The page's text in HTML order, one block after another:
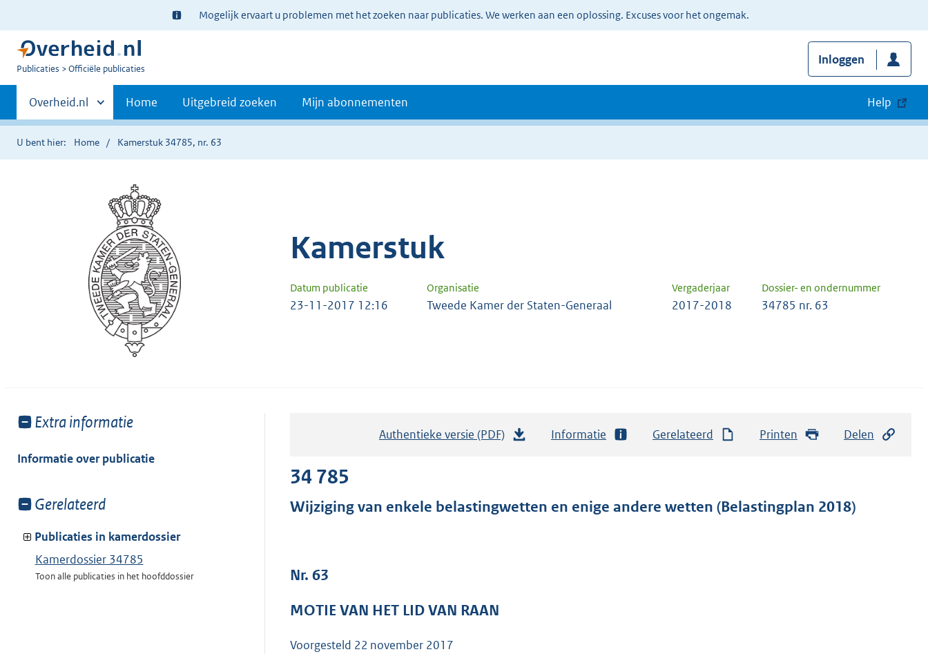
Ter
informatie:
Mogelijk ervaart u problemen met het zoeken naar publicaties. We werken aan een oplossing. Excuses voor het ongemak.
U
Publicaties Officiële publicaties
Inloggen
Primaire
navigatie
Andere
sites
binnen
Overheid.nl Home Uitgebreid zoeken Mijn abonnementen Help
U bent hier: Home Kamerstuk 34785, nr. 63
Kamerstuk
Datum publicatie Organisatie Vergaderjaar Dossier- en ondernummer
23-11-2017 12:16 Tweede Kamer der Staten-Generaal 2017-2018 34785 nr. 63
Toon
van:
Extra informatie
Informatie over publicatie
Toon
van:
Gerelateerd
Publicaties in kamerdossier
Kamerdossier 34785
Toon alle publicaties in het hoofddossier
Authentieke versie (PDF)
a
Informatie Gerelateerd Printen Delen
34 785
Wijziging van enkele belastingwetten en enige andere wetten (Belastingplan 2018)
Nr. 63
MOTIE VAN HET LID VAN RAAN
Voorgesteld 22 november 2017